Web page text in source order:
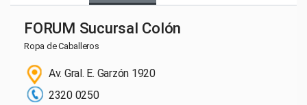
FORUM Sucursal Colón
Ropa de Caballeros
Av. Gral. E. Garzón 1920
2320 0250